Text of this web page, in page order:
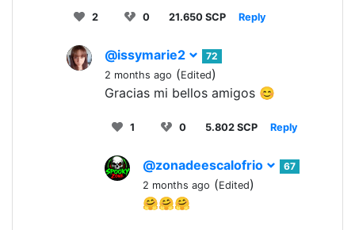
2 0 21.650 SCP Reply
@issymarie2
72
2 months ago (Edited)
Gracias mi bellos amigos 😊
1 0 5.802 SCP Reply
@zonadeescalofrio
67
2 months ago (Edited)
🤗🤗🤗